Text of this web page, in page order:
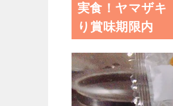
実食！ヤマザキ
り賞味期限内